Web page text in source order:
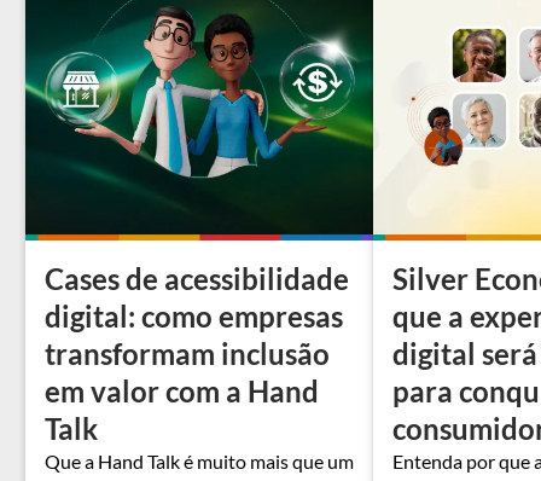
Cases de acessibilidade
digital: como empresas
transformam inclusão
em valor com a Hand
Talk
Que a Hand Talk é muito mais que um
Silver
que a
digital
para
Entenda por que